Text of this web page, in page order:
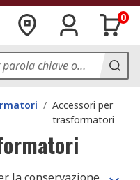
0
/ Accessori per
trasformatori